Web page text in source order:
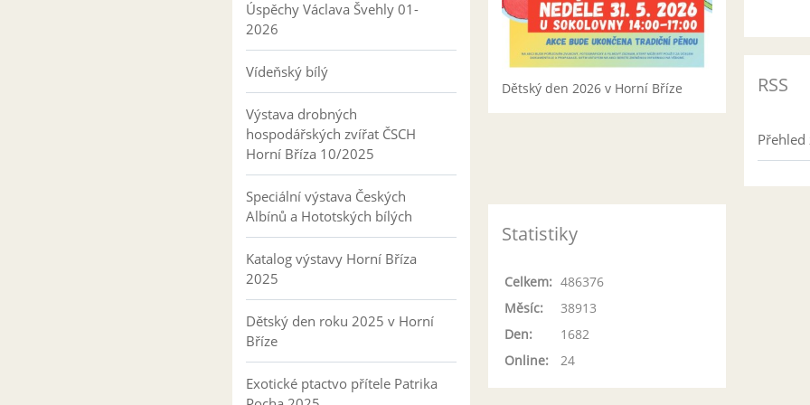
Úspěchy Václava Švehly 01-
2026
Vídeňský bílý
Výstava drobných
hospodářských zvířat ČSCH
Horní Bříza 10/2025
Speciální výstava Českých
Albínů a Hototských bílých
Katalog výstavy Horní Bříza
2025
Dětský den roku 2025 v Horní
Bříze
Exotické ptactvo přítele Patrika
Dětský den 2026 v Horní Bříze RSS
Statistiky
Online: 24
Celkem: 486376
Měsíc:
38913
Den:
1682